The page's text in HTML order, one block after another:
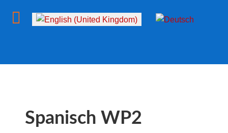
Select your language
Spanisch WP2